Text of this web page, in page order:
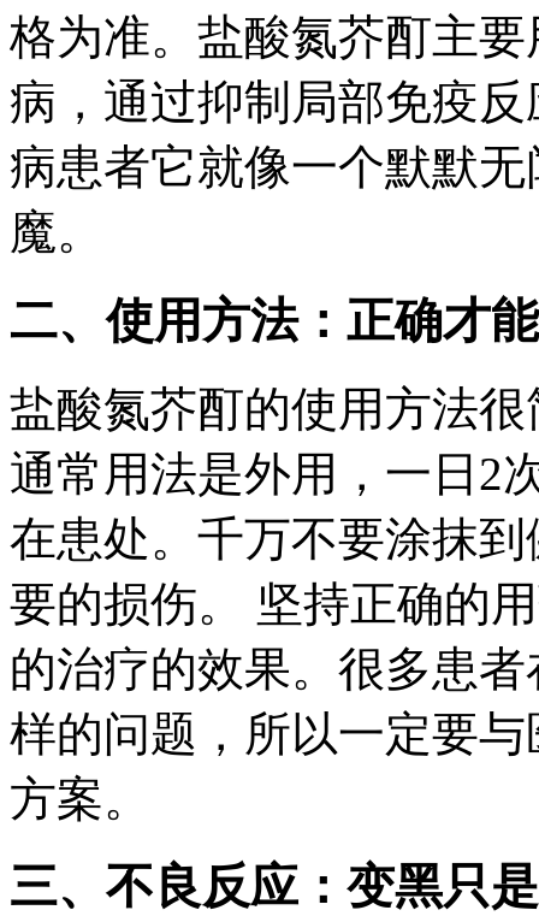
格为准。盐酸氮芥酊主
病，通过抑制局部免疫
病患者它就像一个默默
魔。
二、使用方法：正确才
盐酸氮芥酊的使用方法
通常用法是外用，一日2
在患处。千万不要涂抹
要的损伤。 坚持正确的
的治疗的效果。很多患
样的问题，所以一定要
方案。
三、不良反应：变黑只